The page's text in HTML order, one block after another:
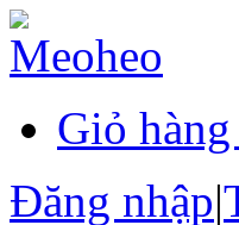
Giỏ hàng
Đăng nhập|